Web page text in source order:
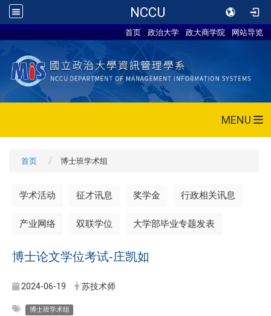
NCCU
首页 政治大学 政大商学院 网站导览
MENU
首页 博士班学术组
学术活动 征才讯息 奖学金 行政相关讯息
产业网络 双联学位 大学部毕业专题发表
博士论文学位考试-庄凯如
2024-06-19 苏技术师
博士班学术组